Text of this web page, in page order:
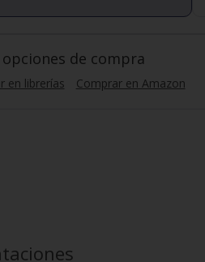
de compra
en librerías Comprar en Amazon